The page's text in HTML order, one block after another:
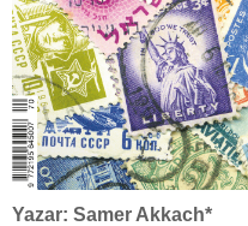
Yazar: Samer Akkach*